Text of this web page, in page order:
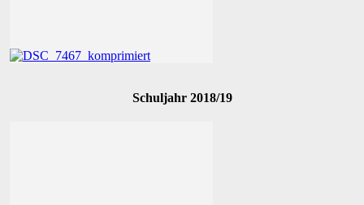
Schuljahr 2018/19